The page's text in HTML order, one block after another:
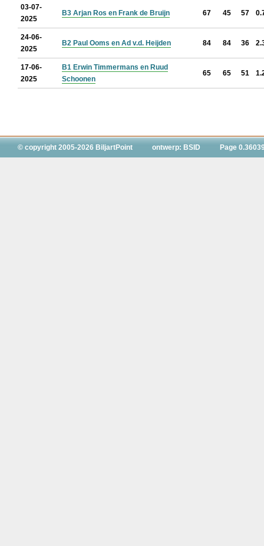
03-07-
2025
B3 Arjan Ros en Frank de Bruijn 67 45 57
24-06-
2025
B2 Paul Ooms en Ad v.d. Heijden 84 84 36
17-06-
2025
B1 Erwin Timmermans en Ruud
Schoonen
65 65 51
© copyright 2005-2026 BiljartPoint ontwerp: BSID Page